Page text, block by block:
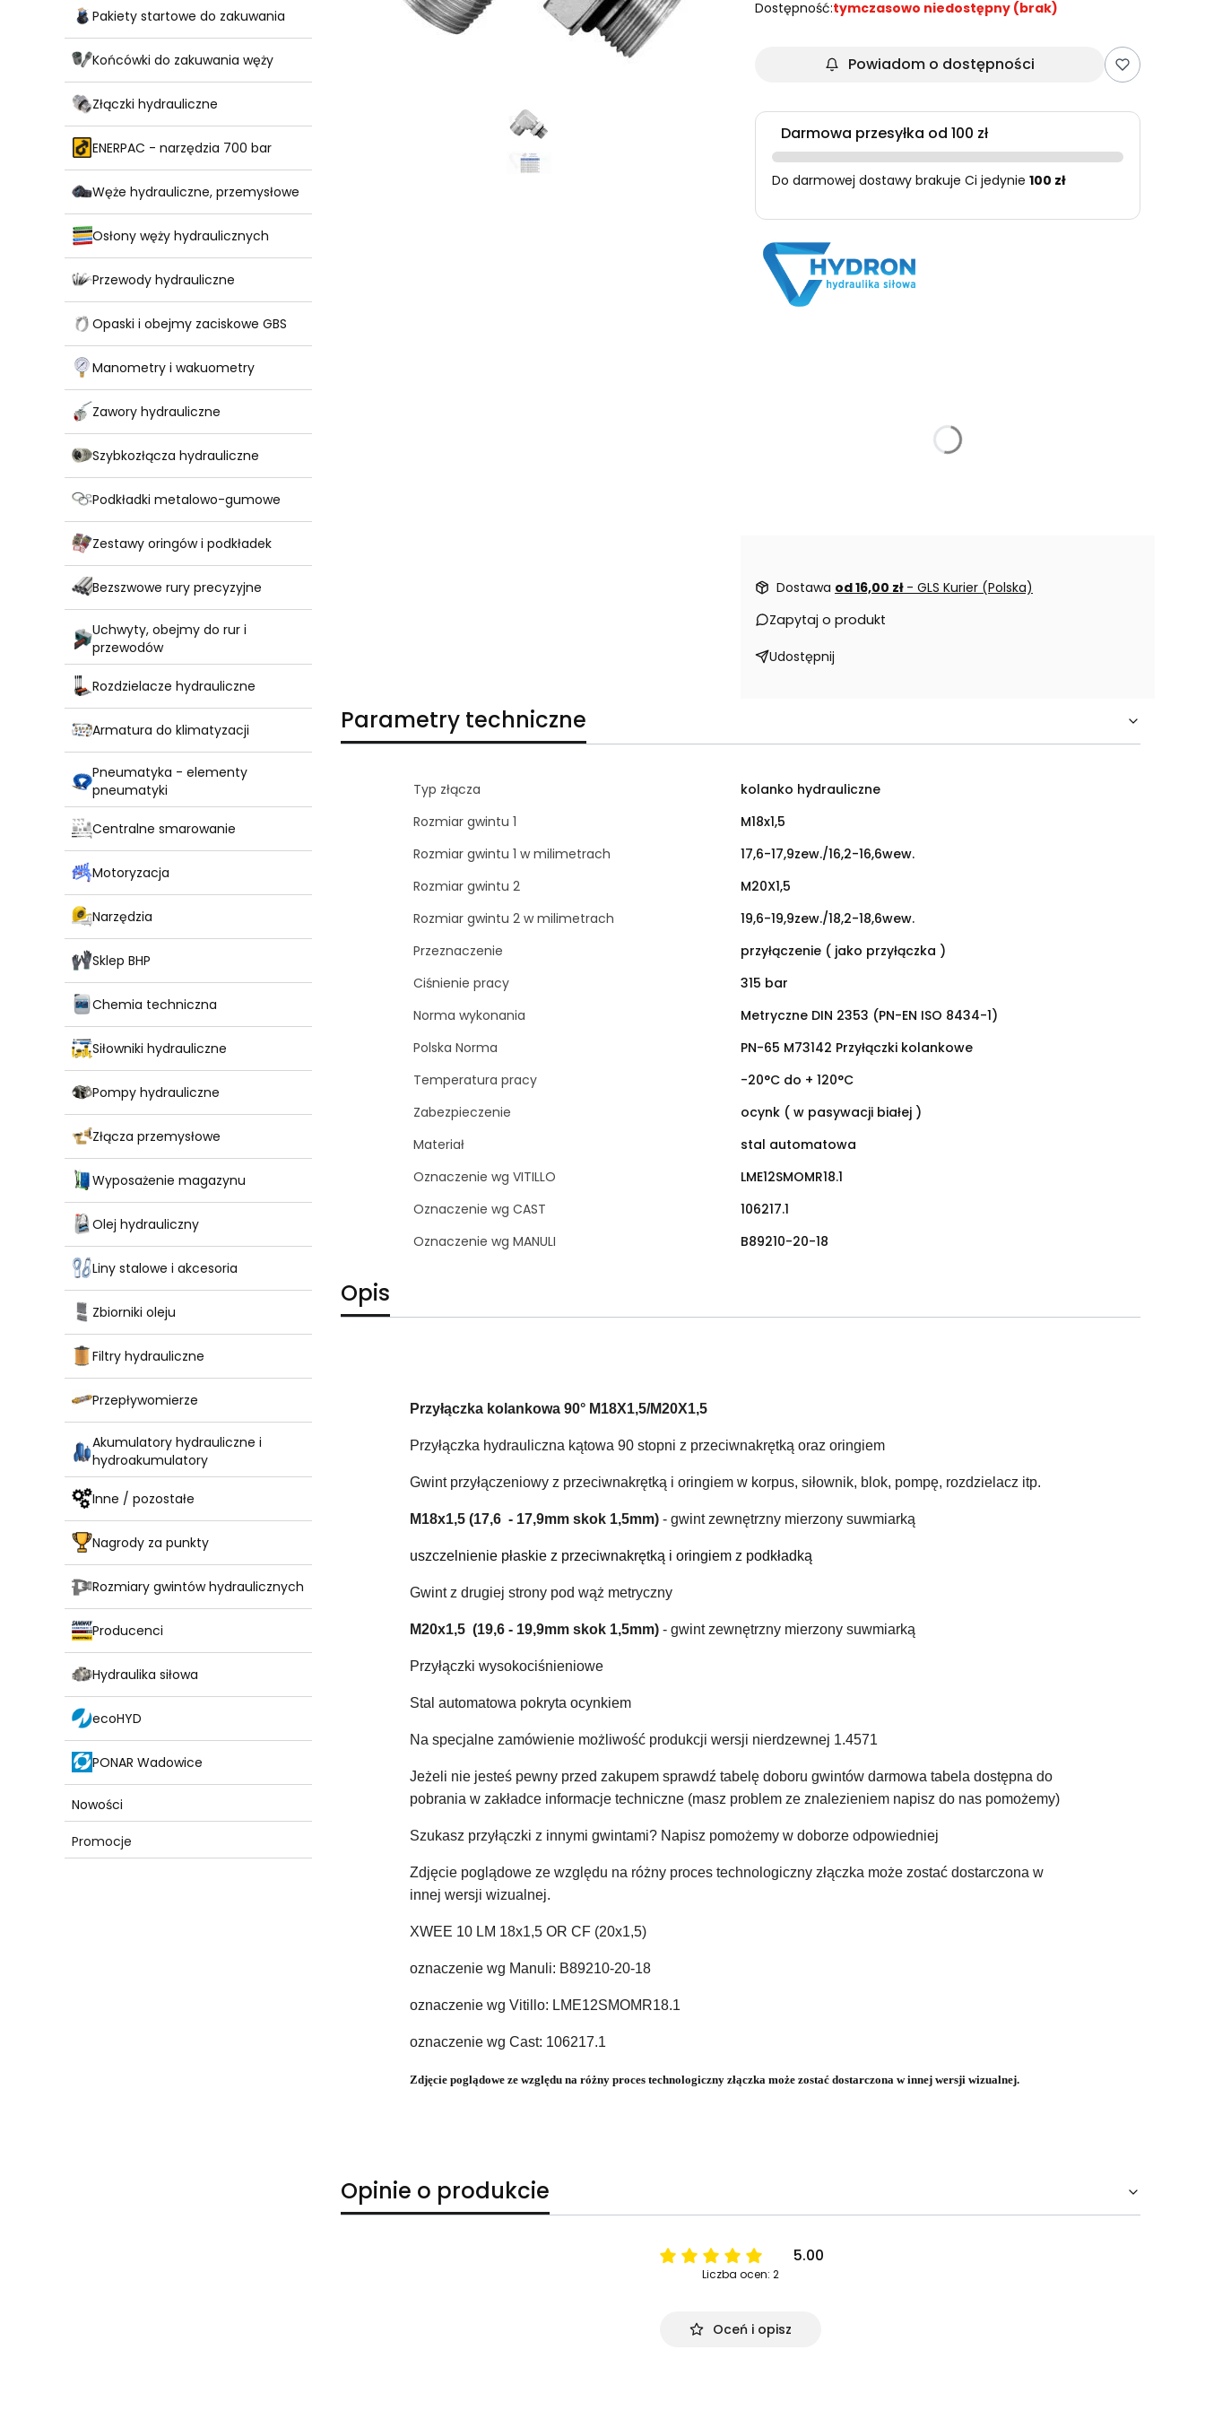
Pakiety startowe do zakuwania
Końcówki do zakuwania węży
Złączki hydrauliczne
ENERPAC - narzędzia 700 bar
Węże hydrauliczne, przemysłowe
Osłony węży hydraulicznych
Przewody hydrauliczne
Opaski i obejmy zaciskowe GBS
Manometry i wakuometry
Zawory hydrauliczne
Szybkozłącza hydrauliczne
Podkładki metalowo-gumowe
Zestawy oringów i podkładek
Bezszwowe rury precyzyjne
Uchwyty, obejmy do rur i
przewodów
Rozdzielacze hydrauliczne
Armatura do klimatyzacji
Pneumatyka - elementy
pneumatyki
Centralne smarowanie
Motoryzacja
Narzędzia
Sklep BHP
Chemia techniczna
Siłowniki hydrauliczne
Pompy hydrauliczne
Złącza przemysłowe
Wyposażenie magazynu
Olej hydrauliczny
Liny stalowe i akcesoria
Zbiorniki oleju
Filtry hydrauliczne
Przepływomierze
Akumulatory hydrauliczne i
hydroakumulatory
Inne / pozostałe
Nagrody za punkty
Rozmiary gwintów hydraulicznych
Producenci
Hydraulika siłowa
ecoHYD
PONAR Wadowice
Nowości
Promocje
Dostępność:tymczasowo niedostępny (brak)
Powiadom o dostępności
Darmowa przesyłka od 100 zł
Do darmowej dostawy brakuje Ci jedynie 100 zł
Dostawa od 16,00 zł - GLS Kurier (Polska)
Zapytaj o produkt
Udostępnij
Parametry techniczne
Typ złącza
kolanko hydrauliczne
Rozmiar gwintu 1
M18x1,5
Rozmiar gwintu 1 w milimetrach
17,6-17,9zew./16,2-16,6wew.
Rozmiar gwintu 2
M20X1,5
Rozmiar gwintu 2 w milimetrach
19,6-19,9zew./18,2-18,6wew.
Przeznaczenie
przyłączenie ( jako przyłączka )
Ciśnienie pracy
315 bar
Norma wykonania
Metryczne DIN 2353 (PN-EN ISO 8434-1)
Polska Norma
PN-65 M73142 Przyłączki kolankowe
Temperatura pracy
-20°C do + 120°C
Zabezpieczenie
ocynk ( w pasywacji białej )
Materiał
stal automatowa
Oznaczenie wg VITILLO
LME12SMOMR18.1
Oznaczenie wg CAST
106217.1
Oznaczenie wg MANULI
B89210-20-18
Opis
Przyłączka kolankowa 90° M18X1,5/M20X1,5
Przyłączka hydrauliczna kątowa 90 stopni z przeciwnakrętką oraz oringiem
Gwint przyłączeniowy z przeciwnakrętką i oringiem w korpus, siłownik, blok, pompę, rozdzielacz itp.
M18x1,5 (17,6 - 17,9mm skok 1,5mm) - gwint zewnętrzny mierzony suwmiarką
uszczelnienie płaskie z przeciwnakrętką i oringiem z podkładką
Gwint z drugiej strony pod wąż metryczny
M20x1,5 (19,6 - 19,9mm skok 1,5mm) - gwint zewnętrzny mierzony suwmiarką
Przyłączki wysokociśnieniowe
Stal automatowa pokryta ocynkiem
Na specjalne zamówienie możliwość produkcji wersji nierdzewnej 1.4571
Jeżeli nie jesteś pewny przed zakupem sprawdź tabelę doboru gwintów darmowa tabela dostępna do
pobrania w zakładce informacje techniczne (masz problem ze znalezieniem napisz do nas pomożemy)
Szukasz przyłączki z innymi gwintami? Napisz pomożemy w doborze odpowiedniej
Zdjęcie poglądowe ze względu na różny proces technologiczny złączka może zostać dostarczona w
innej wersji wizualnej.
XWEE 10 LM 18x1,5 OR CF (20x1,5)
oznaczenie wg Manuli: B89210-20-18
oznaczenie wg Vitillo: LME12SMOMR18.1
oznaczenie wg Cast: 106217.1
Zdjęcie poglądowe ze względu na różny proces technologiczny złączka może zostać dostarczona w innej wersji wizualnej.
Opinie o produkcie
5.00
Liczba ocen: 2
Oceń i opisz